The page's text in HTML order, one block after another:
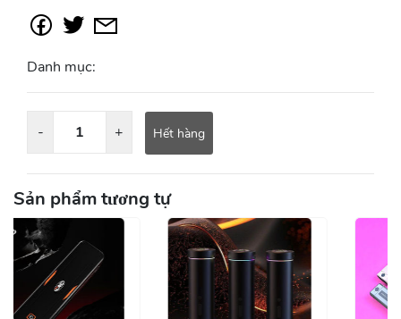
Danh mục:
- + Hết hàng
Sản phẩm tương tự